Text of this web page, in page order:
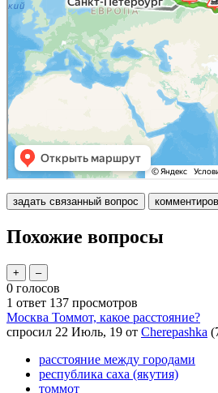
Похожие вопросы
0 голосов
1 ответ 137 просмотров
Москва Томмот, какое расстояние?
спросил 22 Июль, 19 от Cherepashka (
расстояние между городами
республика саха (якутия)
томмот